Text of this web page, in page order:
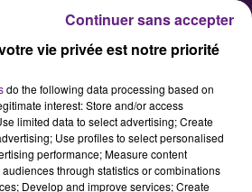
traces des
vie privée est notre priorité
do the following data processing based on
interest: Store and/or access
limited data to select advertising; Create
Use profiles to select personalised
performance; Measure content
through statistics or combinations
Develop and improve services; Create
Continuer sans accepter